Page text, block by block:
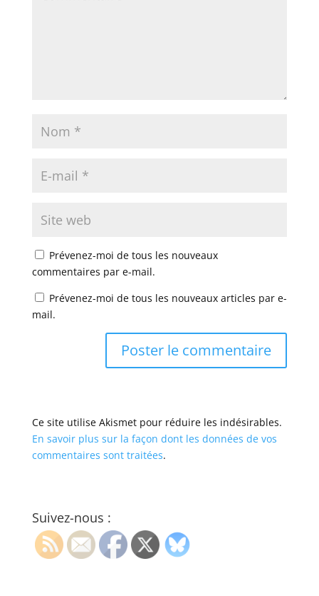
Prévenez-moi de tous les nouveaux
commentaires par e-mail.
Prévenez-moi de tous les nouveaux articles par e-
mail.
Ce site utilise Akismet pour réduire les indésirables.
En savoir plus sur la façon dont les données de vos
commentaires sont traitées.
Suivez-nous :